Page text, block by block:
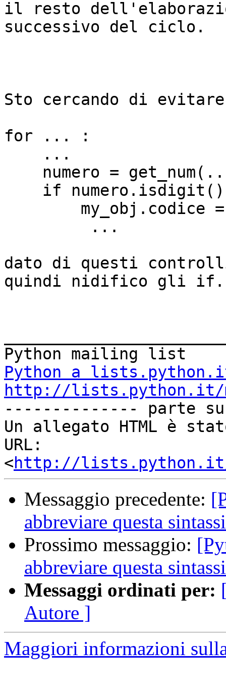
il resto
successivo del ciclo.
Sto cercando di
for ... :
...
numero =
if
my_obj.codice =
...
dato di questi
quindi nidifico gli if.
Python a
http://lists.python.it/
-------------- parte
Un allegato HTML è
URL:
<http://lists.python.it/
Messaggio precedente:
abbreviare questa
Prossimo messaggio:
abbreviare questa
Messaggi ordinati per:
Autore ]
Maggiori informazioni